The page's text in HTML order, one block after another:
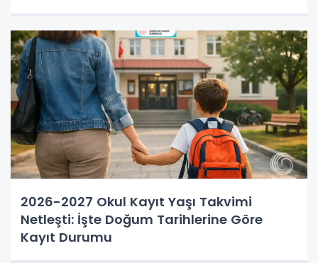
2026-2027 Okul Kayıt Yaşı Takvimi
Netleşti: İşte Doğum Tarihlerine Göre
Kayıt Durumu